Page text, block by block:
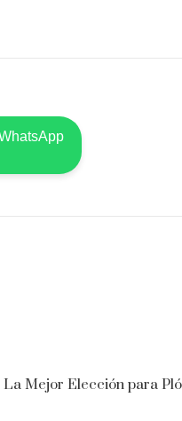
La Mejor Elección para